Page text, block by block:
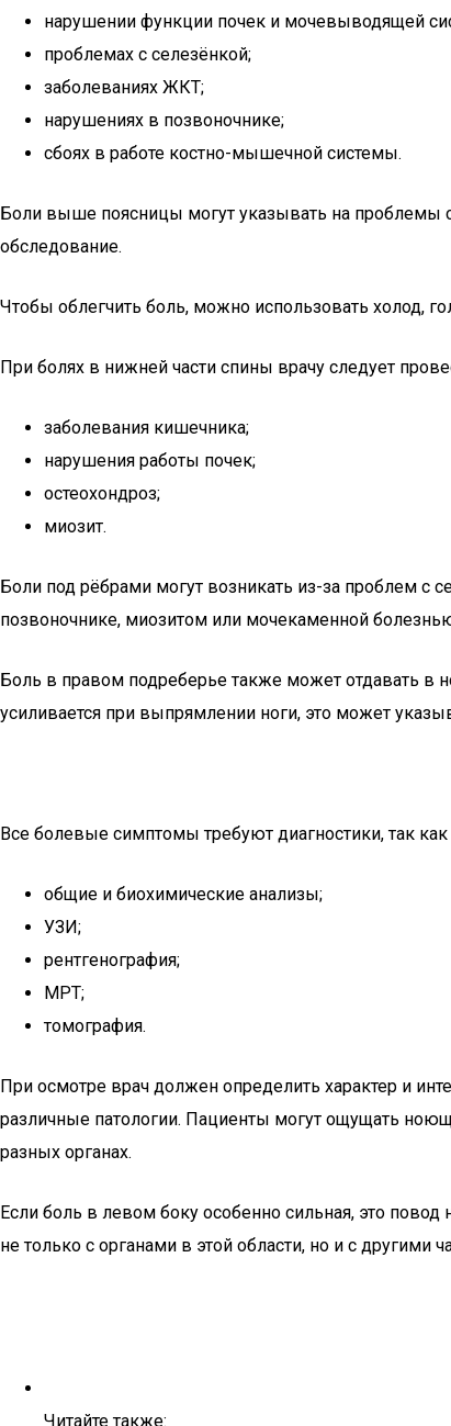
нарушении функции почек и мочевыводящей
проблемах с селезёнкой;
заболеваниях ЖКТ;
нарушениях в позвоночнике;
сбоях в работе костно-мышечной системы.
Боли выше поясницы могут указывать на проблемы
обследование.
Чтобы облегчить боль, можно использовать холод,
При болях в нижней части спины врачу следует
заболевания кишечника;
нарушения работы почек;
остеохондроз;
миозит.
Боли под рёбрами могут возникать из-за проблем с
позвоночнике, миозитом или мочекаменной
Боль в правом подреберье также может отдавать в
усиливается при выпрямлении ноги, это может
Все болевые симптомы требуют диагностики, так
общие и биохимические анализы;
УЗИ;
рентгенография;
МРТ;
томография.
При осмотре врач должен определить характер и
различные патологии. Пациенты могут ощущать
разных органах.
Если боль в левом боку особенно сильная, это
не только с органами в этой области, но и с другими
Читайте также: